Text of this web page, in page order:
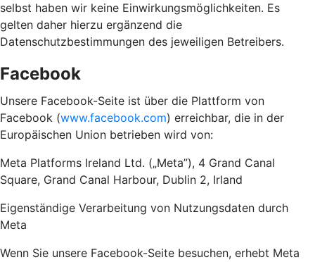
selbst haben wir keine Einwirkungsmöglichkeiten. Es
gelten daher hierzu ergänzend die
Datenschutzbestimmungen des jeweiligen Betreibers.
Facebook
Unsere Facebook-Seite ist über die Plattform von
Facebook (www.facebook.com) erreichbar, die in der
Europäischen Union betrieben wird von:
Meta Platforms Ireland Ltd. („Meta”), 4 Grand Canal
Square, Grand Canal Harbour, Dublin 2, Irland
Eigenständige Verarbeitung von Nutzungsdaten durch
Meta
Wenn Sie unsere Facebook-Seite besuchen, erhebt Meta